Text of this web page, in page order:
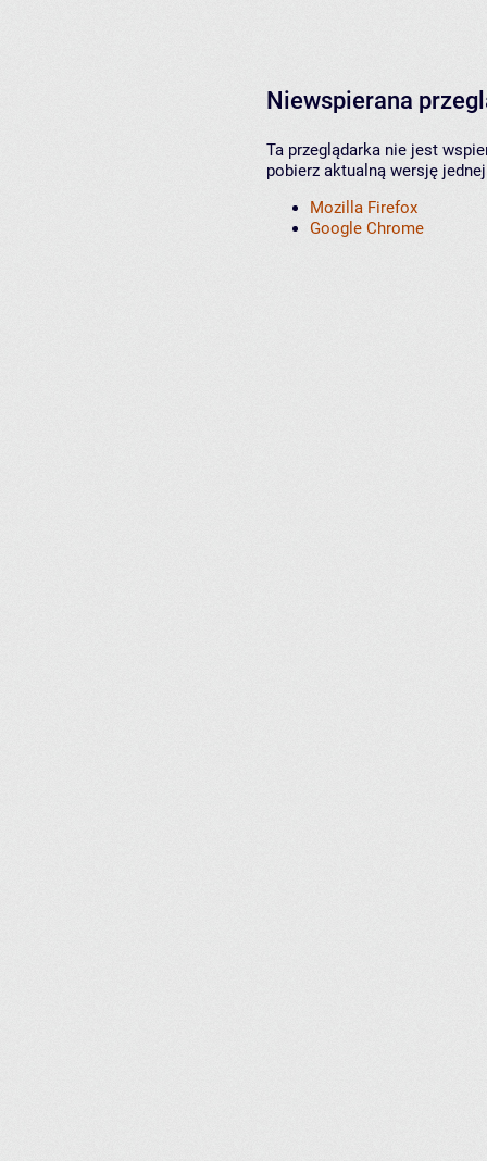
Niewspierana
Ta przeglądarka nie jest
pobierz aktualną wersję
Mozilla Firefox
Google Chrome